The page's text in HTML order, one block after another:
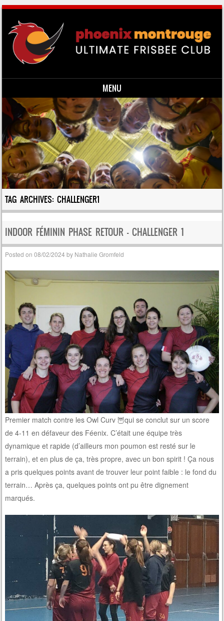
MENU
Skip to content
TAG ARCHIVES:CHALLENGER1
INDOOR FÉMININ PHASE RETOUR – CHALLENGER 1
Posted on08/02/2024 by Nathalie Gromfeld
Premier match contre les Owl Curv 🦉qui se conclut sur un score
de 4-11 en défaveur des Féenix. C’était une équipe très
dynamique et rapide (d’ailleurs mon poumon est resté sur le
terrain), et en plus de ça, très propre, avec un bon spirit ! Ça nous
a pris quelques points avant de trouver leur point faible : le fond du
terrain… Après ça, quelques points ont pu être dignement
marqués.